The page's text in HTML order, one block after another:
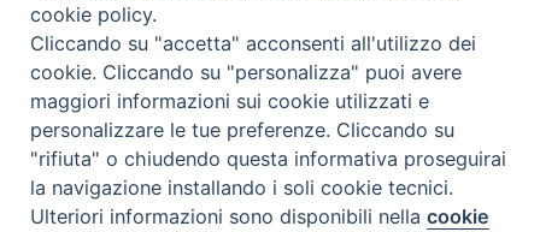
SEGUICI SU
Facebook
Instagram
X YouTube
Feed
Privacy Policy - trasparenza
© 2016 - 2026 Diocesi Molfetta Ruvo Giovinazzo Terlizzi
Preferenze Cookie
cookie policy.
Cliccando su "accetta" acconsenti all'utilizzo dei
cookie. Cliccando su "personalizza" puoi avere
maggiori informazioni sui cookie utilizzati e
personalizzare le tue preferenze. Cliccando su
"rifiuta" o chiudendo questa informativa proseguirai
la navigazione installando i soli cookie tecnici.
Ulteriori informazioni sono disponibili nellacookie